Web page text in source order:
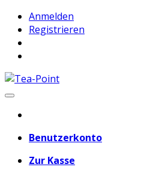
Anmelden
Registrieren
Benutzerkonto
Zur Kasse